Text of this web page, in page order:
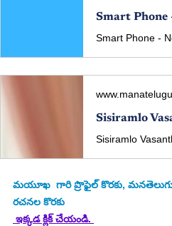
మయూఖ గారి ప్రొఫైల్ కొరకు,
రచనల కొరకు
ఇక్కడ క్లిక్ చేయండి.